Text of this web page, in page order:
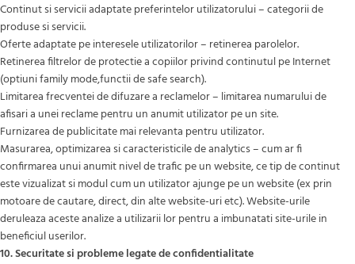
Continut si servicii adaptate preferintelor utilizatorului – categorii de
produse si servicii.
Oferte adaptate pe interesele utilizatorilor – retinerea parolelor.
Retinerea filtrelor de protectie a copiilor privind continutul pe Internet
(optiuni family mode,functii de safe search).
Limitarea frecventei de difuzare a reclamelor – limitarea numarului de
afisari a unei reclame pentru un anumit utilizator pe un site.
Furnizarea de publicitate mai relevanta pentru utilizator.
Masurarea, optimizarea si caracteristicile de analytics – cum ar fi
confirmarea unui anumit nivel de trafic pe un website, ce tip de continut
este vizualizat si modul cum un utilizator ajunge pe un website (ex prin
motoare de cautare, direct, din alte website-uri etc). Website-urile
deruleaza aceste analize a utilizarii lor pentru a imbunatati site-urile in
beneficiul userilor.
10. Securitate si probleme legate de confidentialitate